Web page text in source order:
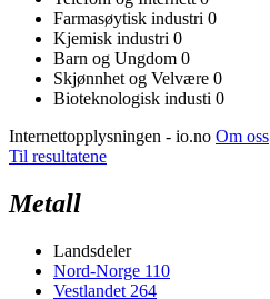
Farmasøytisk industri 0
Kjemisk industri 0
Barn og Ungdom 0
Skjønnhet og Velvære 0
Bioteknologisk industi 0
Internettopplysningen - io.no Om oss
Til resultatene
Metall
Landsdeler
Nord-Norge 110
Vestlandet 264